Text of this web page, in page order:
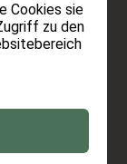
Cookies sie
zu den